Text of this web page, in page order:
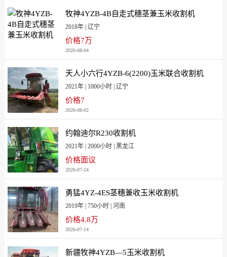
牧神4YZB-4B自走式穗茎兼玉米收割机
2018年 | 辽宁
价格7万
2026-08-04
天人小六行4YZB-6(2200)玉米联合收割机
2021年 | 1000小时 | 辽宁
价格7
2026-08-02
约翰迪尔R230收割机
2021年 | 2000小时 | 黑龙江
价格面议
2026-07-24
勇猛4YZ-4ES茎穗兼收玉米收割机
2019年 | 750小时 | 河南
价格4.8万
2026-07-14
新疆牧神4YZB—5玉米收割机